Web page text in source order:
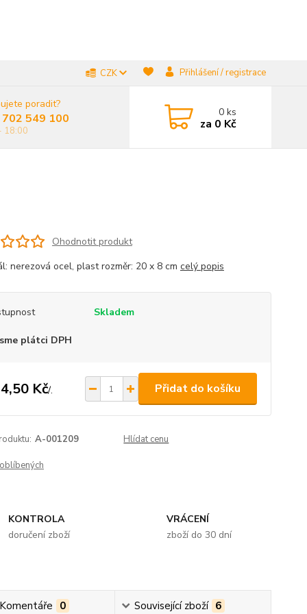
CZK Přihlášení / registrace
poradit?
549 100
18:00
0ks
za 0 Kč
Ohodnotit produkt
nerezová ocel, plast rozměr: 20 x 8 cm celý popis
Skladem
plátci DPH
Kč/. Přidat do košíku
A-001209 Hlídat cenu
KONTROLA
doručení zboží
VRÁCENÍ
zboží do 30 dní
0 Související zboží 6